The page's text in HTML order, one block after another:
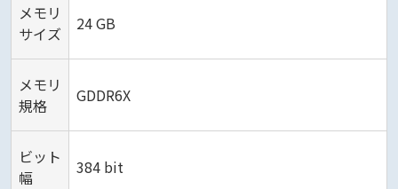
メモリ
サイズ
24 GB
メモリ
規格
GDDR6X
ビット
幅
384 bit